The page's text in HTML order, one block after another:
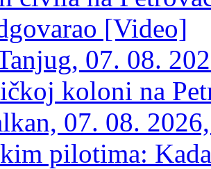
[Video]
07. 08.
koloni na
07. 08.
pilotima: